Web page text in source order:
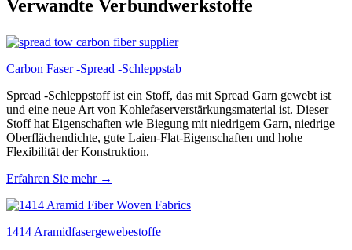
Verwandte Verbundwerkstoffe
Carbon Faser -Spread -Schleppstab
Spread -Schleppstoff ist ein Stoff, das mit Spread Garn gewebt ist
und eine neue Art von Kohlefaserverstärkungsmaterial ist. Dieser
Stoff hat Eigenschaften wie Biegung mit niedrigem Garn, niedrige
Oberflächendichte, gute Laien-Flat-Eigenschaften und hohe
Flexibilität der Konstruktion.
Erfahren Sie mehr →
1414 Aramidfasergewebestoffe